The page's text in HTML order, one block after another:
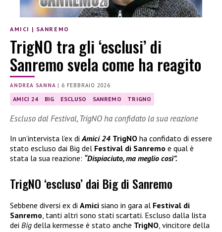
AMICI | SANREMO
TrigNO tra gli ‘esclusi’ di
Sanremo svela come ha reagito
ANDREA SANNA | 6 FEBBRAIO 2026
AMICI 24 BIG ESCLUSO SANREMO TRIGNO
Escluso dal Festival, TrigNO ha confidato la sua reazione
In un’intervista l’ex diAmici 24 TrigNO ha confidato di essere
stato escluso dai Big del Festival di Sanremo e qual è
stata la sua reazione: “Dispiaciuto, ma meglio così”.
TrigNO ‘escluso’ dai Big di Sanremo
Sebbene diversi ex di Amici siano in gara al Festival di
Sanremo , tanti altri sono stati scartati. Escluso dalla lista
dei Big della kermesse è stato anche TrigNO , vincitore della